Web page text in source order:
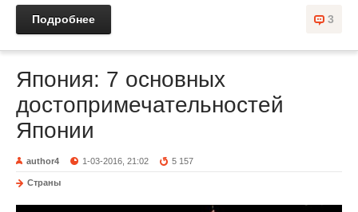
3
Подробнее
Япония: 7 основных
достопримечательностей
Японии
author4 1-03-2016, 21:02 5 157
Страны